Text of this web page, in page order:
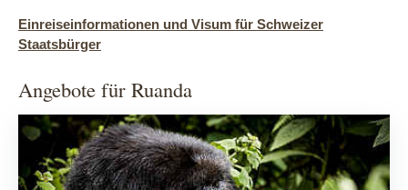
Einreiseinformationen und Visum für Schweizer
Staatsbürger
Angebote für Ruanda